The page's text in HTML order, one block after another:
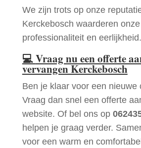
We zijn trots op onze
Kerckebosch waarderen onze
professionaliteit en eerlijkheid.
💻Vraag nu een offerte
vervangen Kerckebosch
Ben je klaar voor een nieuwe
Vraag dan snel een offerte
website. Of bel ons op
helpen je graag verder.
voor een warm en